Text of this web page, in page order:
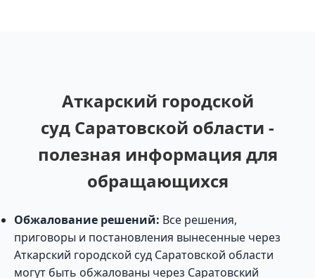
Аткарский городской
суд Саратовской области -
полезная информация для
обращающихся
Обжалование решений: Все решения,
приговоры и постановления вынесенные через
Аткарский городской суд Саратовской области
могут быть обжалованы через Саратовский